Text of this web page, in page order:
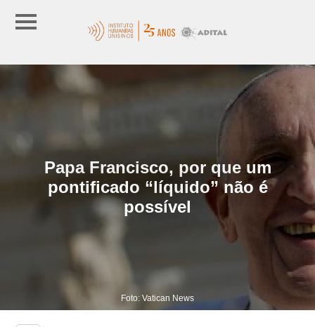
Papa Francisco, por que um
pontificado “líquido” não é
possível
Foto: Vatican News